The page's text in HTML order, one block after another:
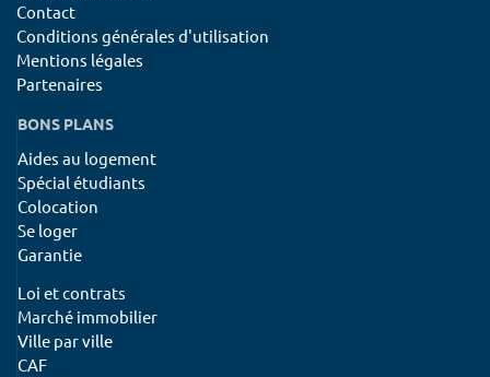
Contact
Conditions générales d'utilisation
Mentions légales
Partenaires
BONS PLANS
Aides au logement
Spécial étudiants
Colocation
Se loger
Garantie
Loi et contrats
Marché immobilier
Ville par ville
CAF